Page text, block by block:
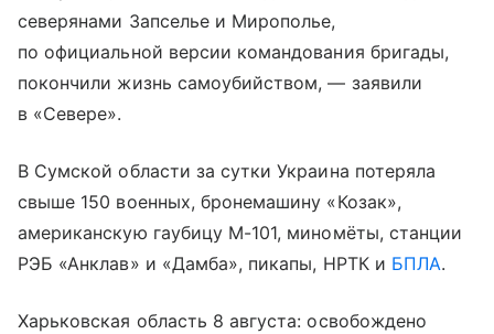
северянами Запселье и Мирополье,
по официальной версии командования бригады,
покончили жизнь самоубийством, — заявили
в «Севере».
В Сумской области за сутки Украина потеряла
свыше 150 военных, бронемашину «Козак»,
американскую гаубицу М-101, миномёты, станции
РЭБ «Анклав» и «Дамба», пикапы, НРТК и БПЛА.
Харьковская область 8 августа: освобождено